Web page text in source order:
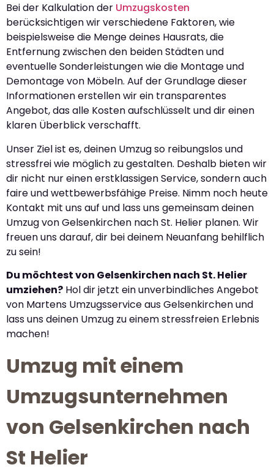
Bei der Kalkulation der Umzugskosten
berücksichtigen wir verschiedene Faktoren, wie
beispielsweise die Menge deines Hausrats, die
Entfernung zwischen den beiden Städten und
eventuelle Sonderleistungen wie die Montage und
Demontage von Möbeln. Auf der Grundlage dieser
Informationen erstellen wir ein transparentes
Angebot, das alle Kosten aufschlüsselt und dir einen
klaren Überblick verschafft.
Unser Ziel ist es, deinen Umzug so reibungslos und
stressfrei wie möglich zu gestalten. Deshalb bieten wir
dir nicht nur einen erstklassigen Service, sondern auch
faire und wettbewerbsfähige Preise. Nimm noch heute
Kontakt mit uns auf und lass uns gemeinsam deinen
Umzug von Gelsenkirchen nach St. Helier planen. Wir
freuen uns darauf, dir bei deinem Neuanfang behilflich
zu sein!
Du möchtest von Gelsenkirchen nach St. Helier
umziehen? Hol dir jetzt ein unverbindliches Angebot
von Martens Umzugsservice aus Gelsenkirchen und
lass uns deinen Umzug zu einem stressfreien Erlebnis
machen!
Umzug mit einem
Umzugsunternehmen
von Gelsenkirchen nach
St Helier